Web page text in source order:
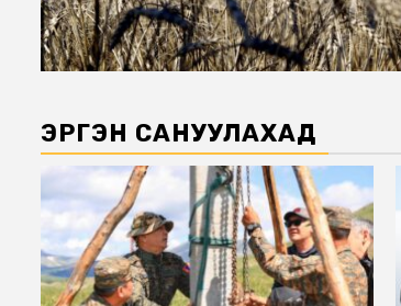
ЭРГЭН САНУУЛАХАД